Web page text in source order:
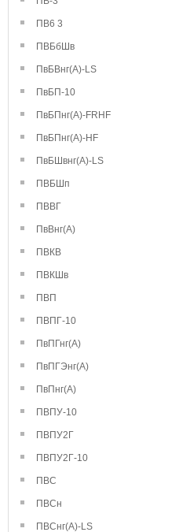
ПВ6 3
ПВБбШв
ПвБВнг(А)-LS
ПвБП-10
ПвБПнг(А)-FRHF
ПвБПнг(А)-HF
ПвБШвнг(А)-LS
ПВБШп
ПВВГ
ПвВнг(А)
ПВКВ
ПВКШв
ПВП
ПВПГ-10
ПвПГнг(А)
ПвПГЭнг(А)
ПвПнг(А)
ПВПУ-10
ПВПУ2Г
ПВПУ2Г-10
ПВС
ПВСн
ПВСнг(А)-LS